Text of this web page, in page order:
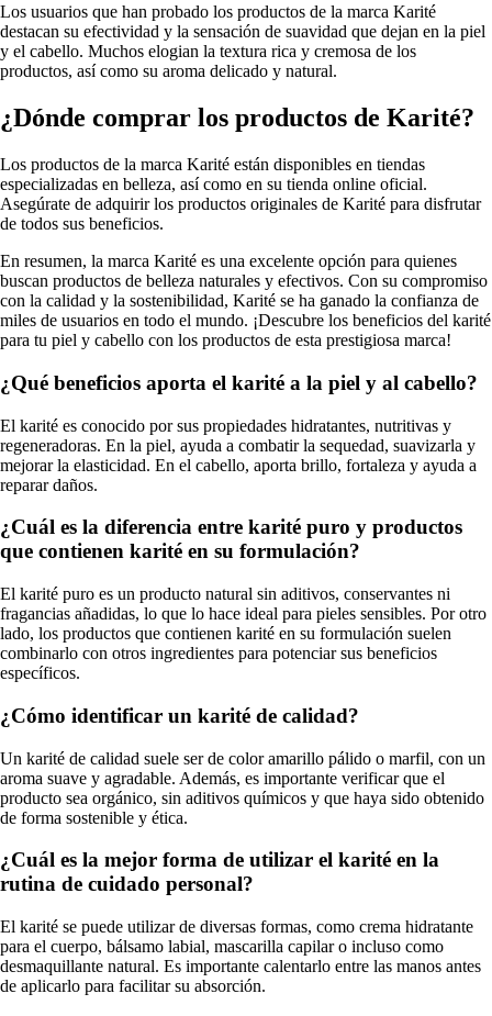
Los usuarios que han probado los productos de la marca Karité
destacan su efectividad y la sensación de suavidad que dejan en la piel
y el cabello. Muchos elogian la textura rica y cremosa de los
productos, así como su aroma delicado y natural.
¿Dónde comprar los productos de Karité?
Los productos de la marca Karité están disponibles en tiendas
especializadas en belleza, así como en su tienda online oficial.
Asegúrate de adquirir los productos originales de Karité para disfrutar
de todos sus beneficios.
En resumen, la marca Karité es una excelente opción para quienes
buscan productos de belleza naturales y efectivos. Con su compromiso
con la calidad y la sostenibilidad, Karité se ha ganado la confianza de
miles de usuarios en todo el mundo. ¡Descubre los beneficios del karité
para tu piel y cabello con los productos de esta prestigiosa marca!
¿Qué beneficios aporta el karité a la piel y al cabello?
El karité es conocido por sus propiedades hidratantes, nutritivas y
regeneradoras. En la piel, ayuda a combatir la sequedad, suavizarla y
mejorar la elasticidad. En el cabello, aporta brillo, fortaleza y ayuda a
reparar daños.
¿Cuál es la diferencia entre karité puro y productos
que contienen karité en su formulación?
El karité puro es un producto natural sin aditivos, conservantes ni
fragancias añadidas, lo que lo hace ideal para pieles sensibles. Por otro
lado, los productos que contienen karité en su formulación suelen
combinarlo con otros ingredientes para potenciar sus beneficios
específicos.
¿Cómo identificar un karité de calidad?
Un karité de calidad suele ser de color amarillo pálido o marfil, con un
aroma suave y agradable. Además, es importante verificar que el
producto sea orgánico, sin aditivos químicos y que haya sido obtenido
de forma sostenible y ética.
¿Cuál es la mejor forma de utilizar el karité en la
rutina de cuidado personal?
El karité se puede utilizar de diversas formas, como crema hidratante
para el cuerpo, bálsamo labial, mascarilla capilar o incluso como
desmaquillante natural. Es importante calentarlo entre las manos antes
de aplicarlo para facilitar su absorción.